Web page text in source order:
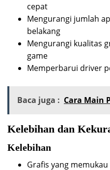
cepat
Mengurangi jumlah
belakang
Mengurangi kualitas
game
Memperbarui driver
Baca juga : Cara Main
Kelebihan dan
Kelebihan
Grafis yang memukau